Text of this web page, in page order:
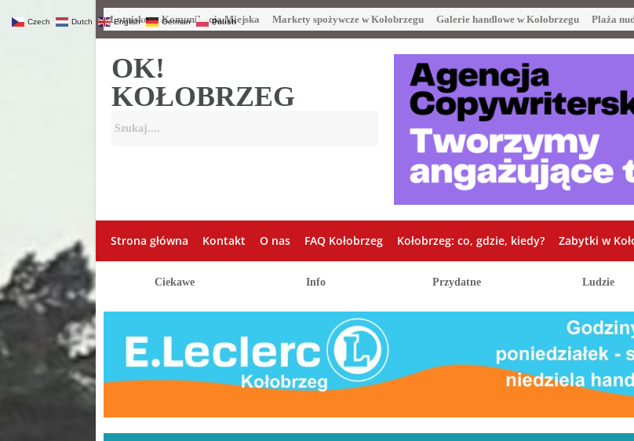
Lotnisko Komunikacja Miejska Markety spożywcze w Kołobrzegu Galerie handlowe w Kołobrzegu Plaża
OK!
KOŁOBRZEG
Strona główna Kontakt O nas FAQ Kołobrzeg Kołobrzeg: co, gdzie, kiedy? Zabytki w
Ciekawe Info Przydatne Ludzie
Czech Dutch English German Polish